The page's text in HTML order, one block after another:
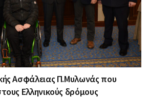
Ασφάλειας Π.Μυλωνάς που
Ελληνικούς δρόμους